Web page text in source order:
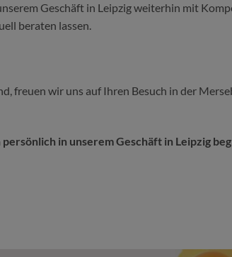
Geschäft in Leipzig weiterhin mit
beraten lassen.
freuen wir uns auf Ihren Besuch in der
in unserem Geschäft in Leipzig